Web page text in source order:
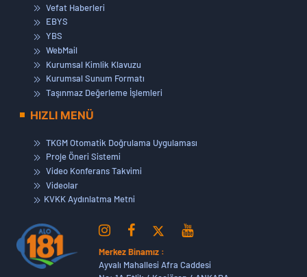
Vefat Haberleri
EBYS
YBS
WebMail
Kurumsal Kimlik Klavuzu
Kurumsal Sunum Formatı
Taşınmaz Değerleme İşlemleri
HIZLI MENÜ
TKGM Otomatik Doğrulama Uygulaması
Proje Öneri Sistemi
Video Konferans Takvimi
Videolar
KVKK Aydınlatma Metni
Merkez Binamız :
Ayvalı Mahallesi Afra Caddesi